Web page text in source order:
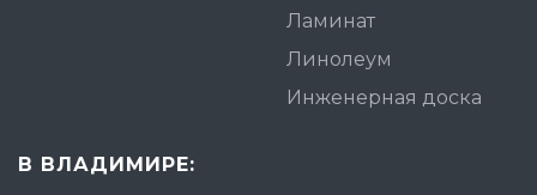
Ламинат
Линолеум
Инженерная доска
В ВЛАДИМИРЕ: